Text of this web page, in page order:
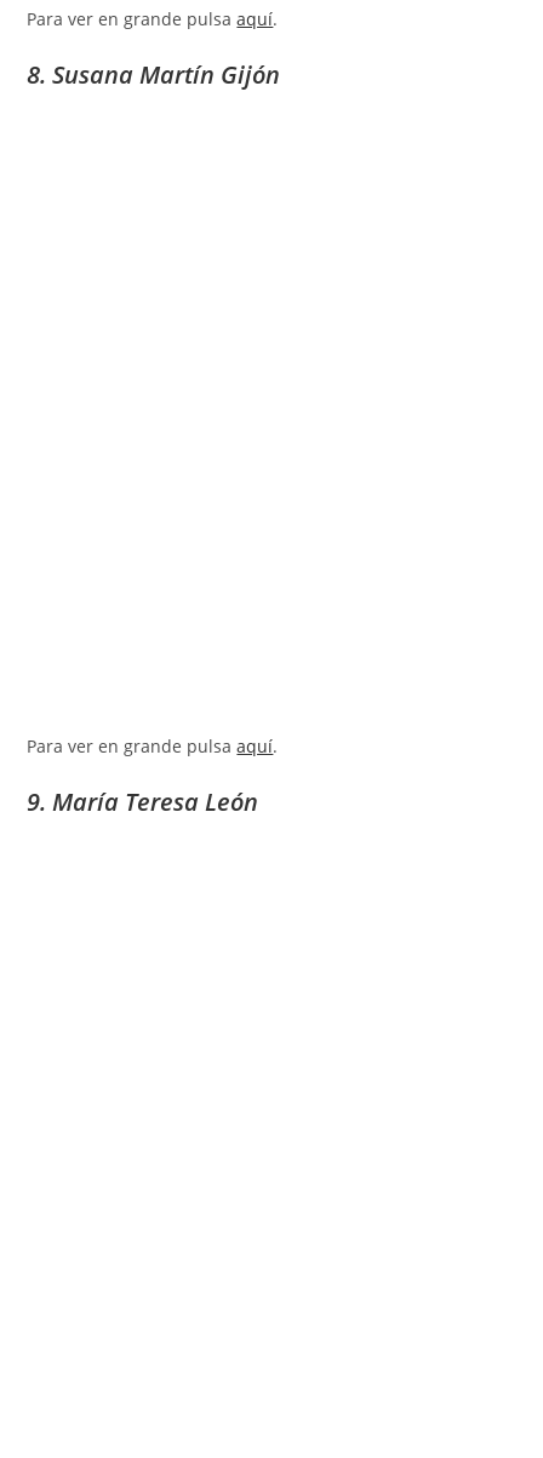
Para ver en grande pulsaaquí.
8. Susana Martín Gijón
Para ver en grande pulsaaquí.
9. María Teresa León